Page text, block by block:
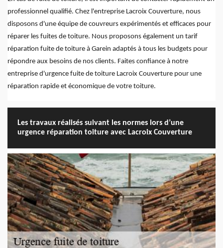
professionnel qualifié. Chez l'entreprise Lacroix Couverture, nous
disposons d'une équipe de couvreurs expérimentés et efficaces pour
réparer les fuites de toiture. Nous proposons également un tarif
réparation fuite de toiture à Garein adaptés à tous les budgets pour
répondre aux besoins de nos clients. Faites confiance à notre
entreprise d'urgence fuite de toiture Lacroix Couverture pour une
réparation rapide et économique de votre toiture.
Les travaux réalisés suivant les normes lors d’une
urgence réparation toiture avec Lacroix Couverture